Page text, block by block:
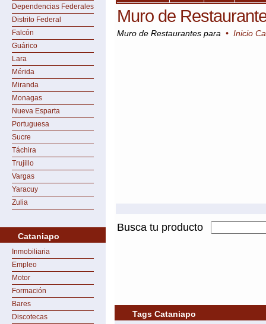
Dependencias Federales
Distrito Federal
Falcón
Guárico
Lara
Mérida
Miranda
Monagas
Nueva Esparta
Portuguesa
Sucre
Táchira
Trujillo
Vargas
Yaracuy
Zulia
Cataniapo
Inmobiliaria
Empleo
Motor
Formación
Bares
Discotecas
Muro de
Muro de Restaurantes para • Inicio
Busca tu producto
Tags Cataniapo